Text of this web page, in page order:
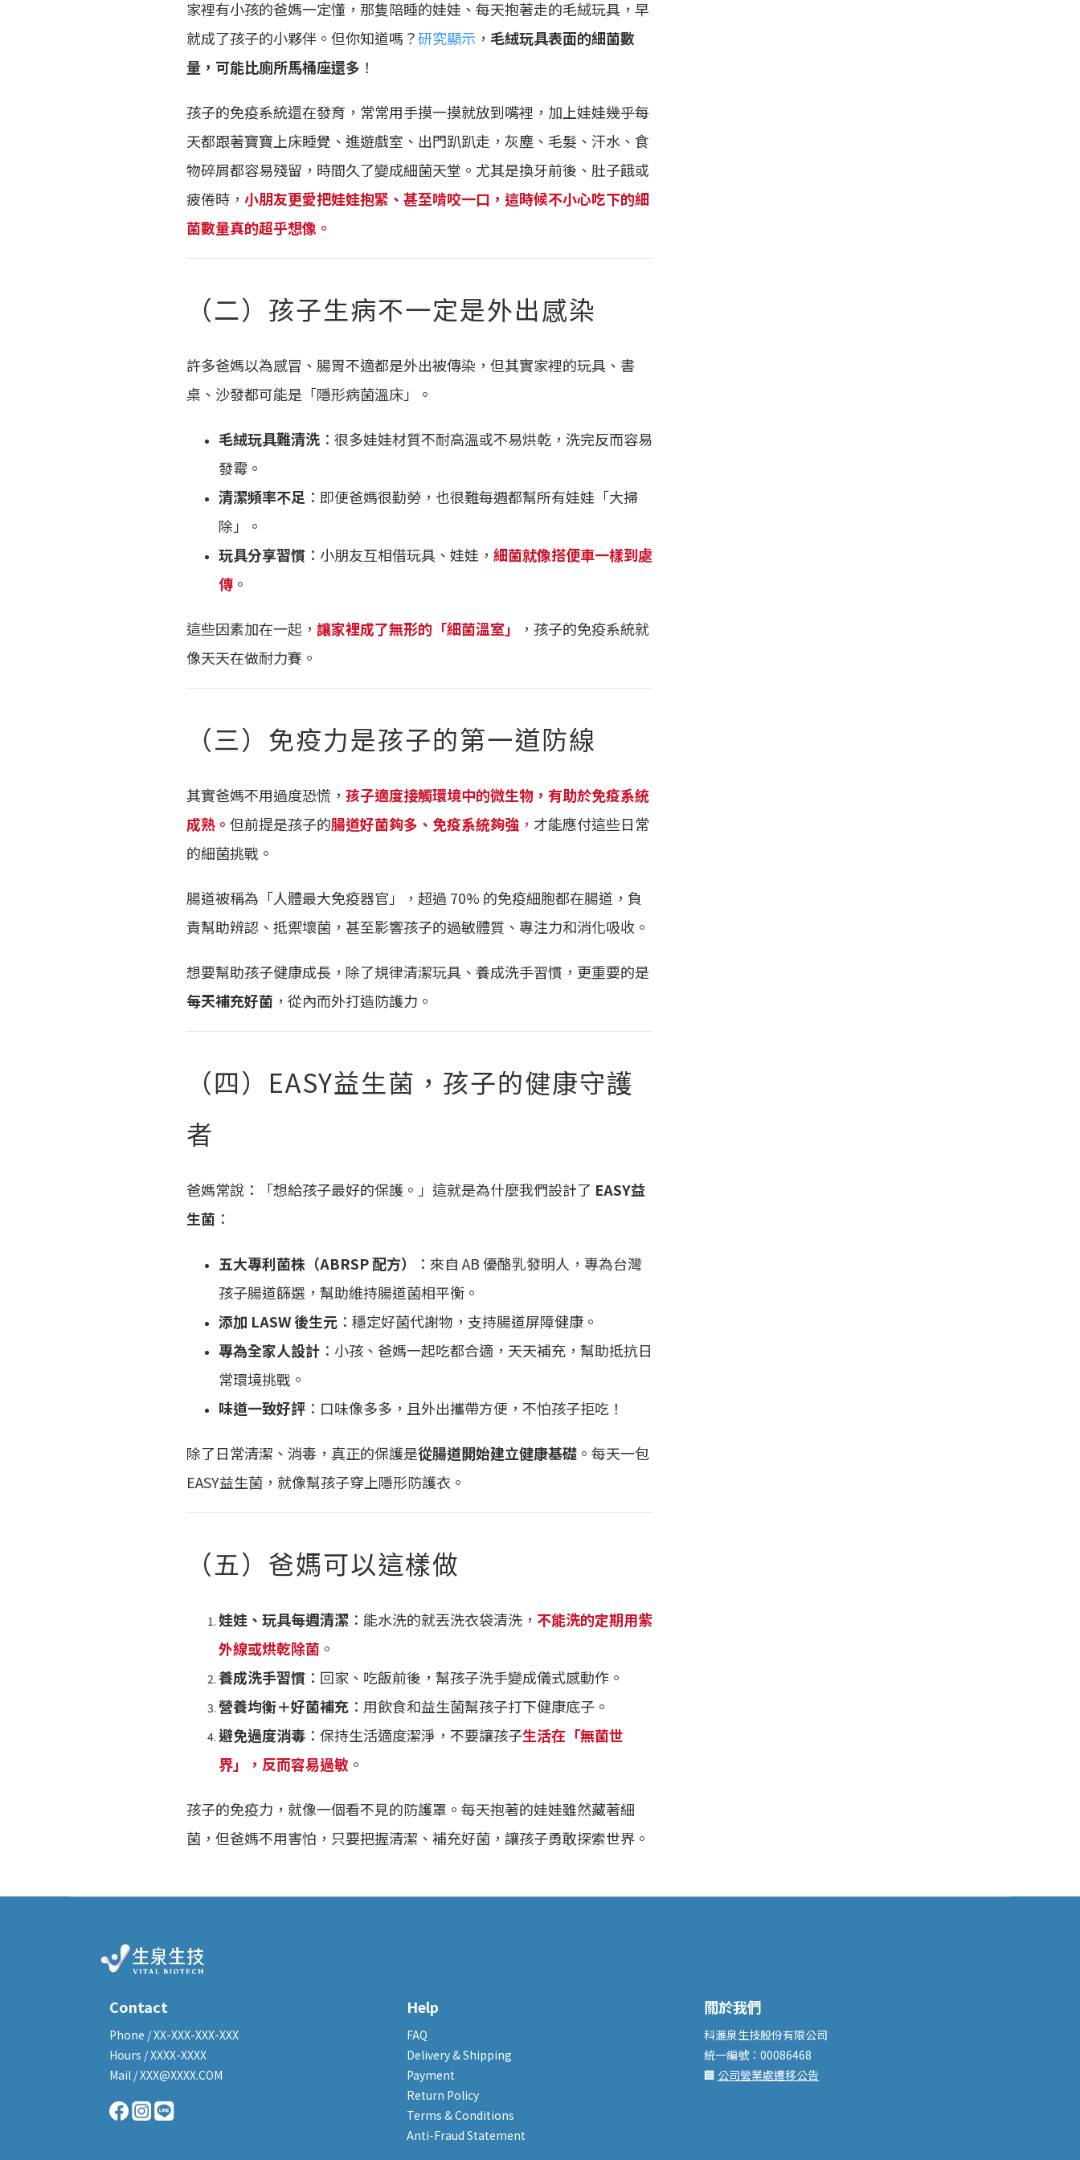
家裡有小孩的爸媽一定懂，那隻陪睡的娃娃、每天抱著走的毛絨玩具，早
就成了孩子的小夥伴。但你知道嗎？研究顯示 ， 毛絨玩具表面的細菌數
量，可能比廁所馬桶座還多 ！
孩子的免疫系統還在發育，常常用手摸一摸就放到嘴裡，加上娃娃幾乎每
天都跟著寶寶上床睡覺、進遊戲室、出門趴趴走，灰塵、毛髮、汗水、食
物碎屑都容易殘留，時間久了變成細菌天堂。尤其是換牙前後、肚子餓或
疲倦時， 小朋友更愛把娃娃抱緊、甚至啃咬一口，這時候不小心吃下的細
菌數量真的超乎想像。
（二）孩子生病不一定是外出感染
許多爸媽以為感冒、腸胃不適都是外出被傳染，但其實家裡的玩具、書
桌、沙發都可能是「隱形病菌溫床」。
毛絨玩具難清洗 ：很多娃娃材質不耐高溫或不易烘乾，洗完反而容易
發霉。
清潔頻率不足 ：即便爸媽很勤勞，也很難每週都幫所有娃娃「大掃
除」。
玩具分享習慣 ：小朋友互相借玩具、娃娃， 細菌就像搭便車一樣到處
傳 。
這些因素加在一起， 讓家裡成了無形的「細菌溫室」
，孩子的免疫系統就
像天天在做耐力賽。
（三）免疫力是孩子的第一道防線
其實爸媽不用過度恐慌， 孩子適度接觸環境中的微生物，有助於免疫系統
成熟。 但前提是孩子的腸道好菌夠多、免疫系統夠強 ， 才能應付這些日常
的細菌挑戰。
腸道被稱為「人體最大免疫器官」，超過 70% 的免疫細胞都在腸道，負
責幫助辨認、抵禦壞菌，甚至影響孩子的過敏體質、專注力和消化吸收。
想要幫助孩子健康成長，除了規律清潔玩具、養成洗手習慣，更重要的是
每天補充好菌 ，從內而外打造防護力。
（四）EASY益生菌，孩子的健康守護
者
爸媽常說：「想給孩子最好的保護。」這就是為什麼我們設計了 EASY益
生菌 ：
五大專利菌株（ABRSP 配方）
：來自 AB 優酪乳發明人，專為台灣
孩子腸道篩選，幫助維持腸道菌相平衡。
添加 LASW 後生元 ：穩定好菌代謝物，支持腸道屏障健康。
專為全家人設計 ：小孩、爸媽一起吃都合適，天天補充，幫助抵抗日
常環境挑戰。
味道一致好評 ：口味像多多，且外出攜帶方便，不怕孩子拒吃！
除了日常清潔、消毒，真正的保護是從腸道開始建立健康基礎 。每天一包
EASY益生菌，就像幫孩子穿上隱形防護衣。
（五）爸媽可以這樣做
娃娃、玩具每週清潔 ：能水洗的就丟洗衣袋清洗， 不能洗的定期用紫
外線或烘乾除菌 。
養成洗手習慣 ：回家、吃飯前後，幫孩子洗手變成儀式感動作。
營養均衡＋好菌補充 ：用飲食和益生菌幫孩子打下健康底子。
避免過度消毒 ：保持生活適度潔淨，不要讓孩子生活在「無菌世
界」，反而容易過敏 。
孩子的免疫力，就像一個看不見的防護罩。每天抱著的娃娃雖然藏著細
菌，但爸媽不用害怕，只要把握清潔、補充好菌，讓孩子勇敢探索世界。
Contact
Phone / XX-XXX-XXX-XXX
Hours / XXXX-XXXX
Mail / XXX@XXXX.COM
Help
FAQ
Delivery & Shipping
Payment
Return Policy
Terms & Conditions
Anti-Fraud Statement
關於我們
科滙泉生技股份有限公司
統一編號：00086468
🏢 公司營業處遷移公告